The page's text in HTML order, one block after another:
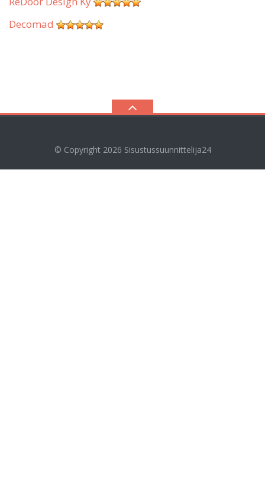
Decomad
© Copyright 2026 Sisustussuunnittelija24